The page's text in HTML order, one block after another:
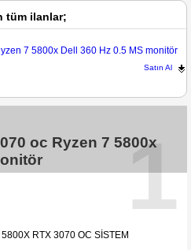
tüm ilanlar;
7 5800x Dell 360 Hz 0.5 MS monitör
Satın Al
1
oc Ryzen 7 5800x
RTX 3070 OC SİSTEM